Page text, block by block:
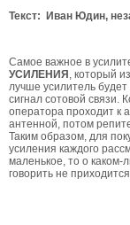
Текст: Иван Юдин,
Самое важное в
УСИЛЕНИЯ , который
лучше усилитель
сигнал сотовой связи.
оператора проходит к
антенной, потом
Таким образом, для
усиления каждого
маленькое, то о каком-
говорить не